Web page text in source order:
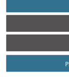
Collanti,
Sistemi di